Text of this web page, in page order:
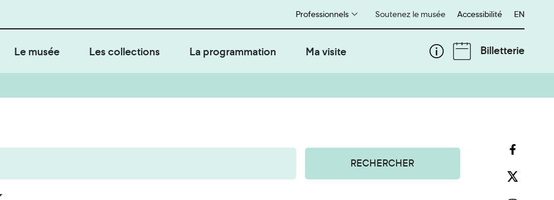
Soutenez le musée
Professionnels Accessibilité English
EN
Le musée Les collections La programmation Ma visite Billetterie
RECHERCHER